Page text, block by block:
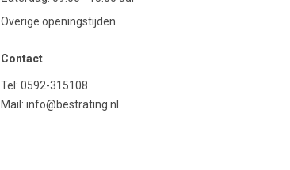
Overige openingstijden
Contact
Tel: 0592-315108
Mail: info@bestrating.nl